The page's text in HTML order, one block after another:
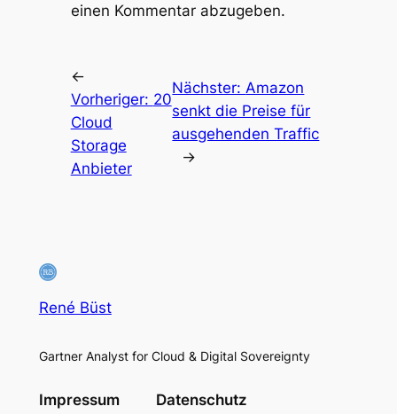
einen Kommentar abzugeben.
←
Vorheriger: 20
Cloud
Storage
Anbieter
Nächster:Amazon
senkt die Preise für
ausgehenden Traffic
→
René Büst
Gartner Analyst for Cloud & Digital Sovereignty
Impressum Datenschutz